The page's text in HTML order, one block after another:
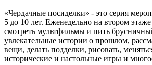
«Чердачные посиделки» - это серия
5 до 10 лет. Еженедельно на втором
смотреть мультфильмы и пить
увлекательные истории о прошлом,
вещи, делать подделки, рисовать,
исторические и настольные игры и